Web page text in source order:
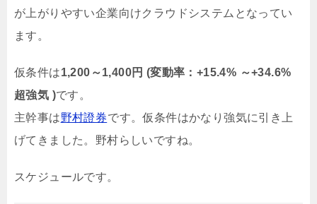
が上がりやすい企業向けクラウドシステムとなってい
ます。
仮条件は1,200～1,400円 (変動率：+15.4% ～+34.6%
超強気 )です。
主幹事は野村證券です。仮条件はかなり強気に引き上
げてきました。野村らしいですね。
スケジュールです。